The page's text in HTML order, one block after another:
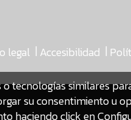
legal | Accesibilidad |
tecnologías similares
su consentimiento u
haciendo click en